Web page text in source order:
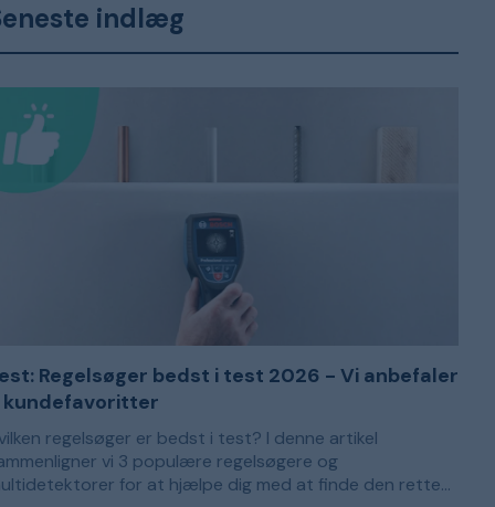
indlæg
Regelsøger bedst i test 2026 - Vi anbefaler
kundefavoritter
regelsøger er bedst i test? I denne artikel
vi 3 populære regelsøgere og
for at hjælpe dig med at finde den rette